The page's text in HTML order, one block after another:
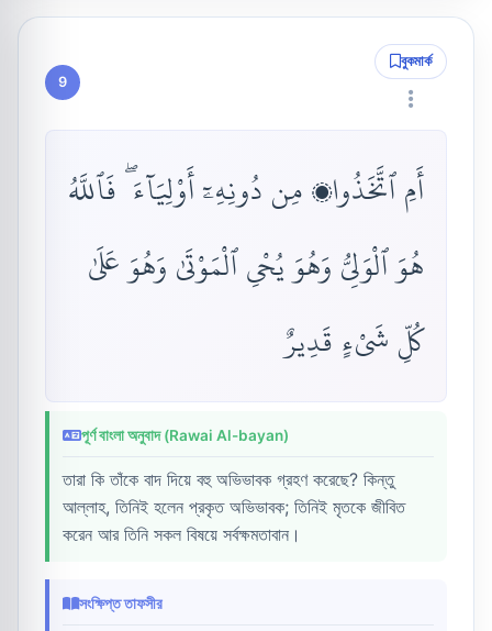
9
বুকমার্ক
أَمِ ٱتَّخَذُوا۟ مِن دُونِهِۦٓ أَوْلِيَآءَ ۖ فَٱللَّهُ
هُوَ ٱلْوَلِىُّ وَهُوَ يُحْىِ ٱلْمَوْتَىٰ وَهُوَ عَلَىٰ
كُلِّ شَىْءٍ قَدِيرٌ
পূর্ণ বাংলা অনুবাদ (Rawai Al-bayan)
তারা কি তাঁকে বাদ দিয়ে বহু অভিভাবক গ্রহণ করেছে? কিন্তু
আল্লাহ, তিনিই হলেন প্রকৃত অভিভাবক; তিনিই মৃতকে জীবিত
করেন আর তিনি সকল বিষয়ে সর্বক্ষমতাবান।
সংক্ষিপ্ত তাফসীর